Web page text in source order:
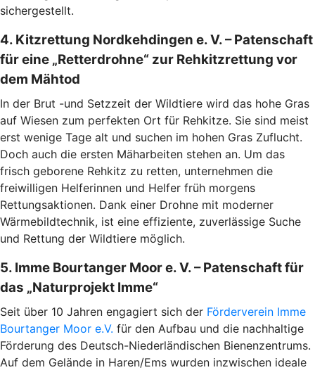
sichergestellt.
4. Kitzrettung Nordkehdingen e. V. – Patenschaft
für eine „Retterdrohne“ zur Rehkitzrettung vor
dem Mähtod
In der Brut -und Setzzeit der Wildtiere wird das hohe Gras
auf Wiesen zum perfekten Ort für Rehkitze. Sie sind meist
erst wenige Tage alt und suchen im hohen Gras Zuflucht.
Doch auch die ersten Mäharbeiten stehen an. Um das
frisch geborene Rehkitz zu retten, unternehmen die
freiwilligen Helferinnen und Helfer früh morgens
Rettungsaktionen. Dank einer Drohne mit moderner
Wärmebildtechnik, ist eine effiziente, zuverlässige Suche
und Rettung der Wildtiere möglich.
5. Imme Bourtanger Moor e. V. – Patenschaft für
das „Naturprojekt Imme“
Seit über 10 Jahren engagiert sich der Förderverein Imme
Bourtanger Moor e.V. für den Aufbau und die nachhaltige
Förderung des Deutsch-Niederländischen Bienenzentrums.
Auf dem Gelände in Haren/Ems wurden inzwischen ideale